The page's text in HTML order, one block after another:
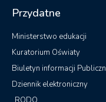
Telefon: +48 (76) 833 13 13